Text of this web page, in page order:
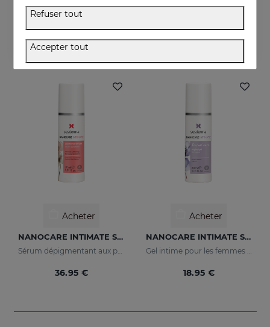
NANOCARE INTIMATE PERFECT CARE8*5ML
36.95 € 36.95 €
Acheter
NANOCARE INTIMATE Sérum Éclaircissant
Sérum dépigmentant aux principes actifs qui améliorent le tonus et l'apparence de la zone intime.
36.95 €
Acheter
NANOCARE INTIMATE Sensual Care
Gel intime pour les femmes dont les principes actifs aident à augmenter la sensibilité de la zone intime.
18.95 €
Refuser tout
Accepter tout